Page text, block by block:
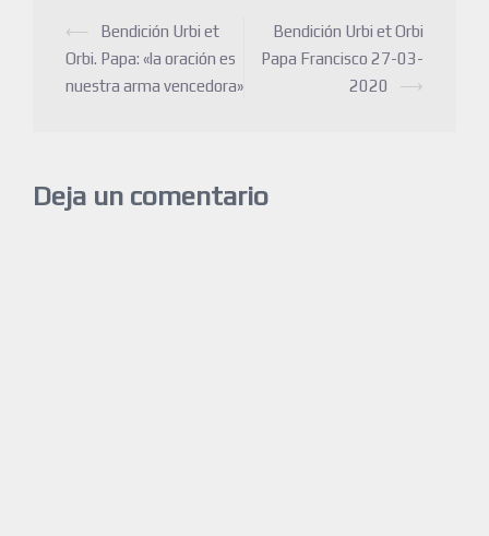
⟵
Bendición Urbi et
Orbi. Papa: «la oración es
nuestra arma vencedora»
Bendición Urbi et Orbi
Papa Francisco 27-03-
2020
⟶
Deja un comentario